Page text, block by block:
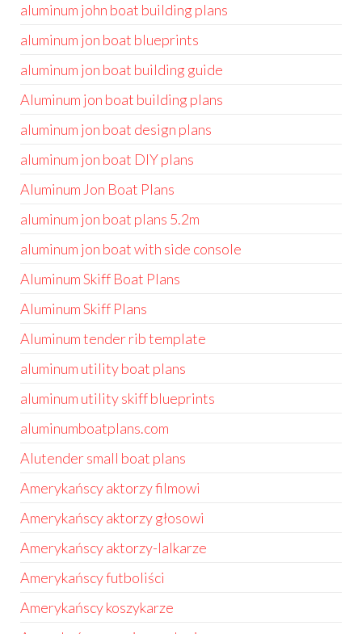
aluminum john boat building plans
aluminum jon boat blueprints
aluminum jon boat building guide
Aluminum jon boat building plans
aluminum jon boat design plans
aluminum jon boat DIY plans
Aluminum Jon Boat Plans
aluminum jon boat plans 5.2m
aluminum jon boat with side console
Aluminum Skiff Boat Plans
Aluminum Skiff Plans
Aluminum tender rib template
aluminum utility boat plans
aluminum utility skiff blueprints
aluminumboatplans.com
Alutender small boat plans
Amerykańscy aktorzy filmowi
Amerykańscy aktorzy głosowi
Amerykańscy aktorzy-lalkarze
Amerykańscy futboliści
Amerykańscy koszykarze